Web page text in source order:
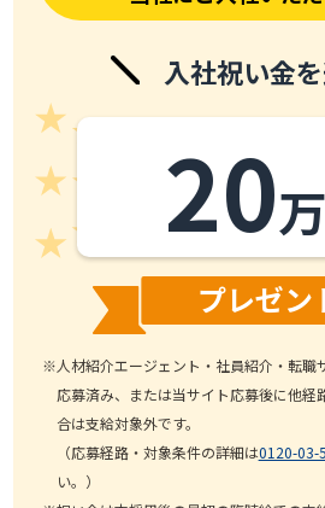
入社祝い金
20
プレゼン
人材紹介エージェント・社員紹介・転職
応募済み、
または当サイト応募後に他経
合は支給対象外です。
（応募経路・対象条件の詳細は0120-03-
い。）